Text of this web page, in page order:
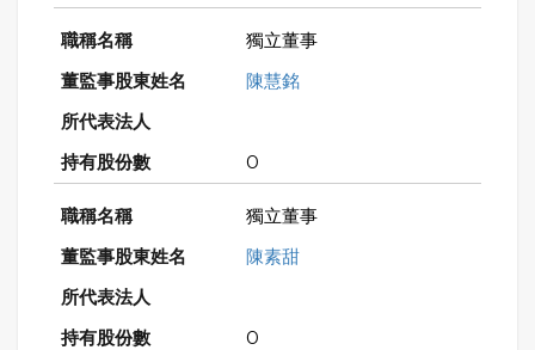
獨立董事
陳慧銘
0
獨立董事
陳素甜
0